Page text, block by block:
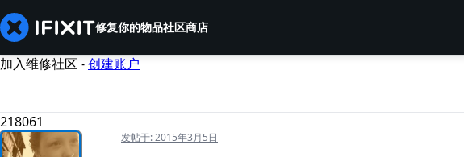
修复你的物品社区商店
加入维修社区 -创建账户
218061
发帖于:2015年3月5日